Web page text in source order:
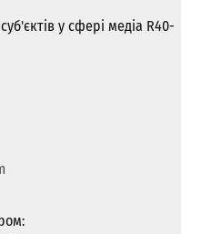
у сфері медіа R40-